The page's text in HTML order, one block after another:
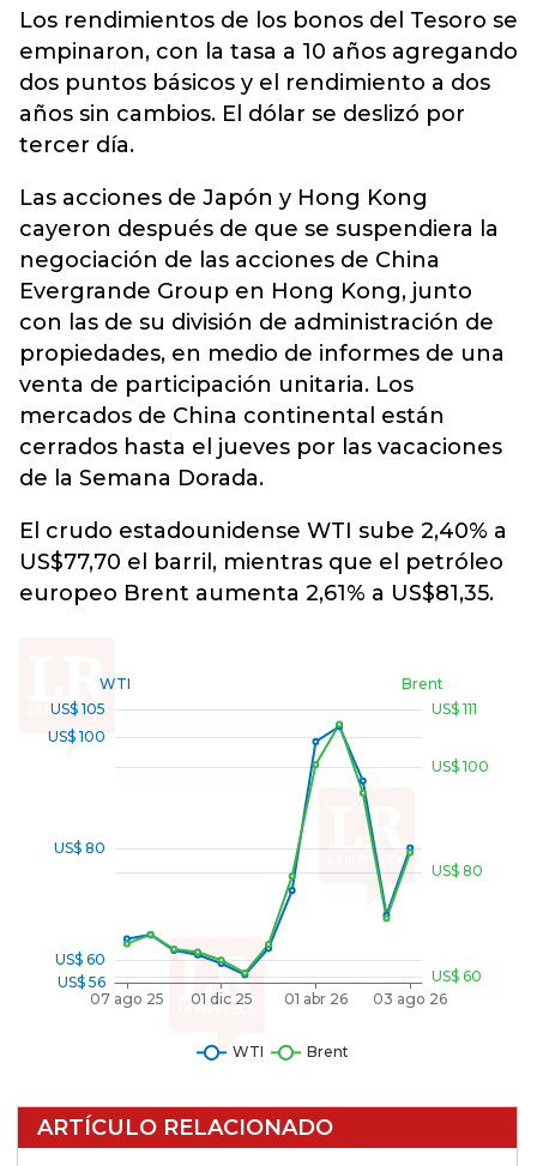
Los rendimientos de los bonos del Tesoro se
empinaron, con la tasa a 10 años agregando
dos puntos básicos y el rendimiento a dos
años sin cambios. El dólar se deslizó por
tercer día.
Las acciones de Japón y Hong Kong
cayeron después de que se suspendiera la
negociación de las acciones de China
Evergrande Group en Hong Kong, junto
con las de su división de administración de
propiedades, en medio de informes de una
venta de participación unitaria. Los
mercados de China continental están
cerrados hasta el jueves por las vacaciones
de la Semana Dorada.
El crudo estadounidense WTI sube 2,40% a
US$77,70 el barril, mientras que el petróleo
europeo Brent aumenta 2,61% a US$81,35.
ARTÍCULO RELACIONADO